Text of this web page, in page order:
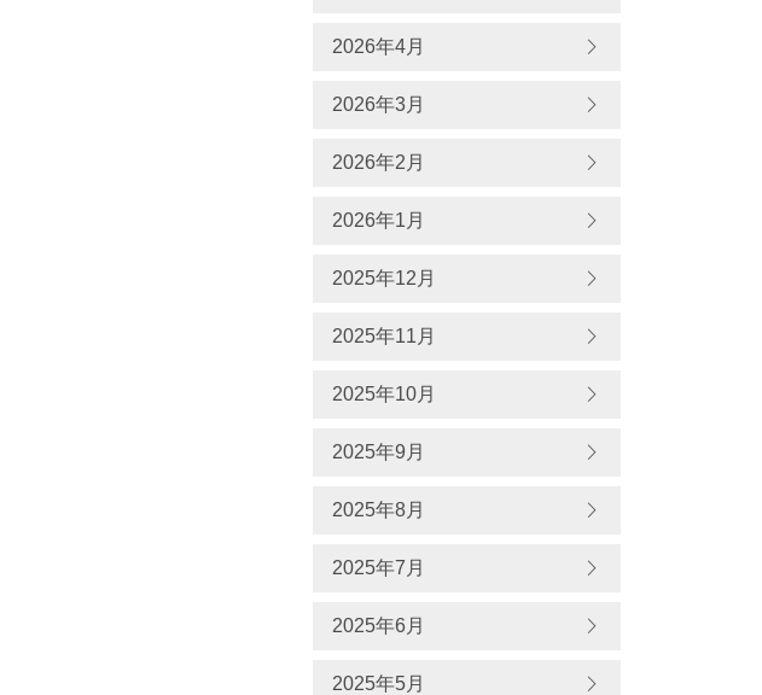
2026年4月
2026年3月
2026年2月
2026年1月
2025年12月
2025年11月
2025年10月
2025年9月
2025年8月
2025年7月
2025年6月
2025年5月